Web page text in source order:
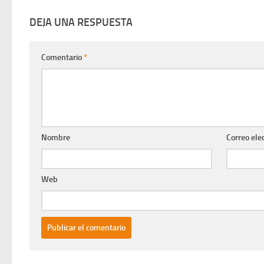
DEJA UNA RESPUESTA
Comentario*
Nombre Correo
Web